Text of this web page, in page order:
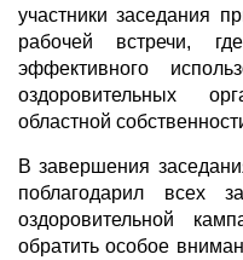
участники заседания
рабочей встречи,
эффективного
оздоровительных
областной
В завершения
поблагодарил всех
оздоровительной
обратить особое